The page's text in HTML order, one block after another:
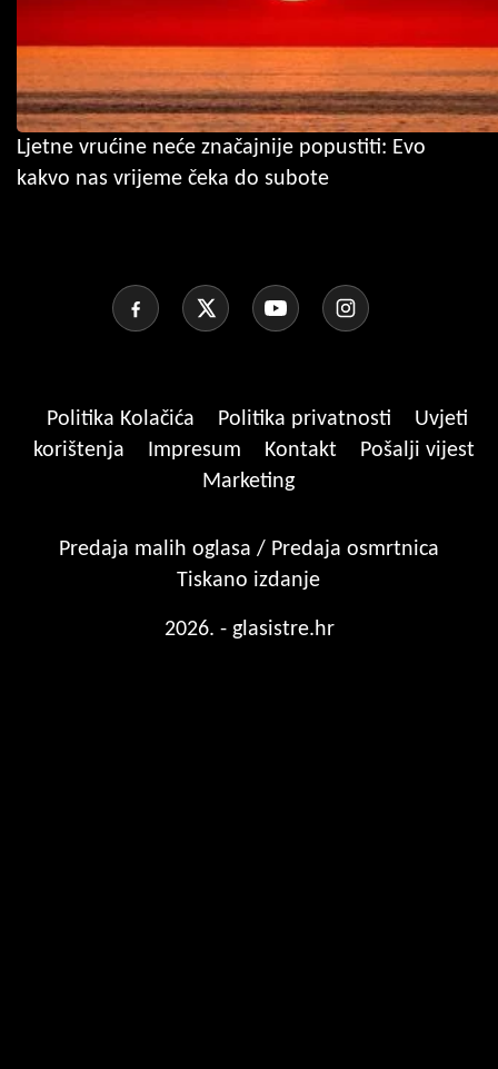
Ljetne vrućine neće značajnije popustiti: Evo
kakvo nas vrijeme čeka do subote
Politika Kolačića Politika privatnosti
Uvjeti
korištenja
Impresum Kontakt
Pošalji vijest
Marketing
Predaja malih oglasa / Predaja osmrtnica
Tiskano izdanje
2026. - glasistre.hr